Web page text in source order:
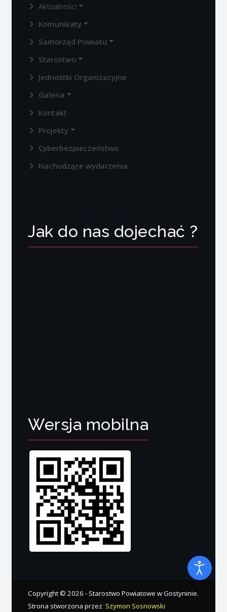
Aktualności
Komunikaty
Samorząd Powiatu
Starostwo
Jednostki Organizacyjne
Galeria
Kontakt
Projekty
Cyberbezpieczeństwo
Nachodzące wydarzenia
Jak do nas dojechać ?
Wersja mobilna
Copyright © 2026 - Starostwo Powiatowe w Gostyninie.
Strona stworzona przez Szymon Sosnowski